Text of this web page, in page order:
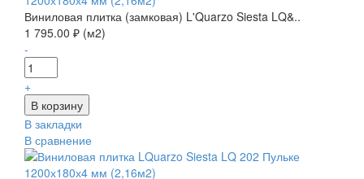
Виниловая плитка (замковая) L'Quarzo Siesta LQ&..
1 795.00 ₽ (м2)
-
+
В закладки
В сравнение